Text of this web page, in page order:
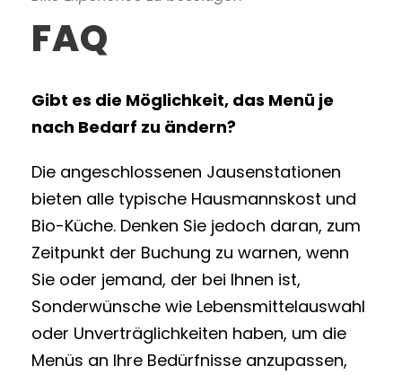
FAQ
Gibt es die Möglichkeit, das Menü je
nach Bedarf zu ändern?
Die angeschlossenen Jausenstationen
bieten alle typische Hausmannskost und
Bio-Küche. Denken Sie jedoch daran, zum
Zeitpunkt der Buchung zu warnen, wenn
Sie oder jemand, der bei Ihnen ist,
Sonderwünsche wie Lebensmittelauswahl
oder Unverträglichkeiten haben, um die
Menüs an Ihre Bedürfnisse anzupassen,